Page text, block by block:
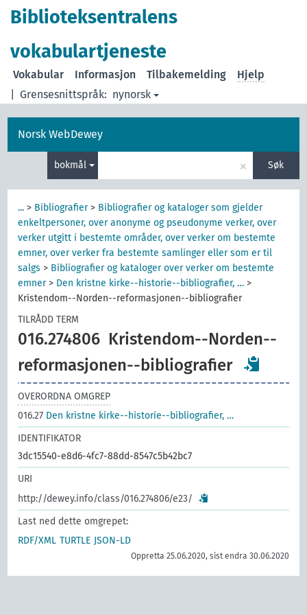
Biblioteksentralens
vokabulartjeneste
Grensesnittspråk: nynorsk
Vokabular Informasjon Tilbakemelding Hjelp
Norsk WebDewey
bokmål × Søk
... > Bibliografier> Bibliografier og kataloger som gjelder
enkeltpersoner, over anonyme og pseudonyme verker, over
verker utgitt i bestemte områder, over verker om bestemte
emner, over verker fra bestemte samlinger eller som er til
salgs > Bibliografier og kataloger over verker om bestemte
emner> Den kristne kirke--historie--bibliografier, … >
Kristendom--Norden--reformasjonen--bibliografier
TILRÅDD TERM
016.274806 Kristendom--Norden--
reformasjonen--bibliografier
OVERORDNA OMGREP
016.27 Den kristne kirke--historie--bibliografier, …
IDENTIFIKATOR
3dc15540-e8d6-4fc7-88dd-8547c5b42bc7
URI
http://dewey.info/class/016.274806/e23/
Last ned dette omgrepet:
RDF/XML TURTLE JSON-LD
Oppretta 25.06.2020, sist endra 30.06.2020